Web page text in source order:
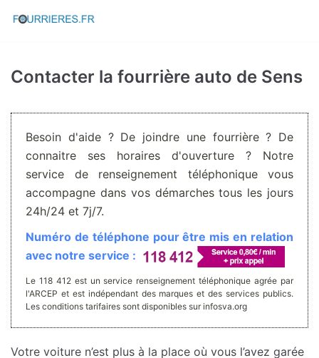
Aller
Contacter la fourrière auto de Sens
Besoin d'aide ? De joindre une fourrière ? De
connaitre ses horaires d'ouverture ? Notre
service de renseignement téléphonique vous
accompagne dans vos démarches tous les jours
24h/24 et 7j/7.
Numéro de téléphone pour être mis en relation
avec notre service :
Le 118 412 est un service renseignement téléphonique agrée par
l'ARCEP et est indépendant des marques et des services publics.
Les conditions tarifaires sont disponibles sur infosva.org
Votre voiture n’est plus à la place où vous l’avez garée